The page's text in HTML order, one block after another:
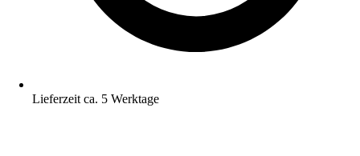
Lieferzeit ca. 5 Werktage